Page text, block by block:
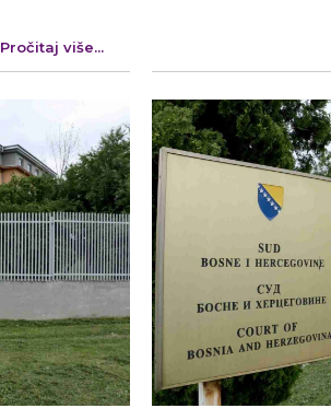
Pročitaj više...